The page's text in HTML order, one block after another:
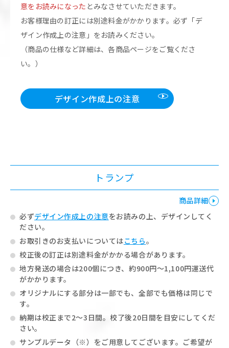
意をお読みになった とみなさせていただきます。
お客様理由の訂正には別途料金がかかります。必ず「デ
ザイン作成上の注意」をお読みください。
（商品の仕様など詳細は、各商品ページをご覧くださ
い。）
デザイン作成上の注意
トランプ
商品詳細
必ずデザイン作成上の注意をお読みの上、デザインしてく
ださい。
お取引きのお支払いについてはこちら。
校正後の訂正は別途料金がかかる場合があります。
地方発送の場合は200個につき、約900円～1,100円運送代
がかかります。
オリジナルにする部分は一部でも、全部でも価格は同じで
す。
納期は校正まで2～3日間。校了後20日間を目安にしてくだ
さい。
サンプルデータ（※）をご用意してございます。ご希望が